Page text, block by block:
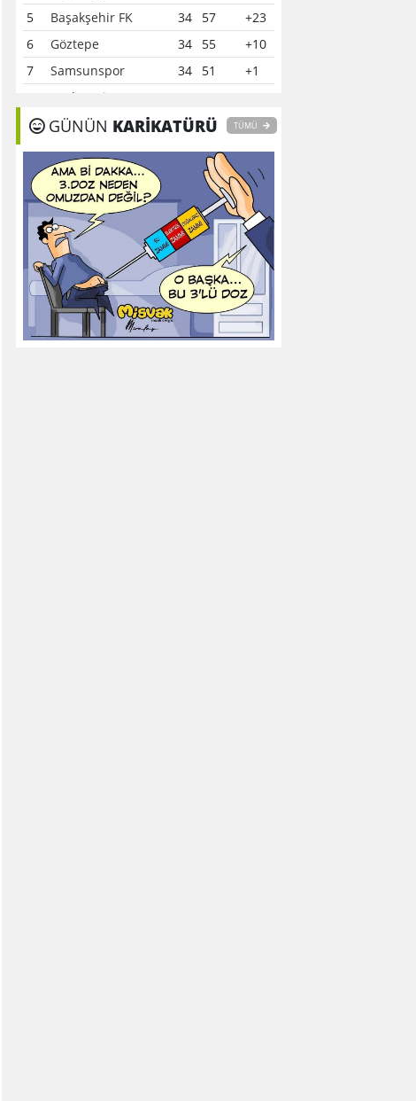
5
Başakşehir FK 34 57
+23
6
Göztepe 34 55
+10
7
Samsunspor 34 51
+1
Çaykur Rizespor
9
Konyaspor 34 40
-7
10 Kocaelispor 34 37
-12
11
Alanyaspor 37
0
12 Gaziantep FK 34 37
-15
13 Kasımpaşa 34 35
-16
Gençlerbirliği
-11
15 Eyüpspor 34 33
-15
Antalyaspor 34 32
-22
17 Kayserispor 34 30
-35
GÜNÜN KARİKATÜRÜ TÜMÜ